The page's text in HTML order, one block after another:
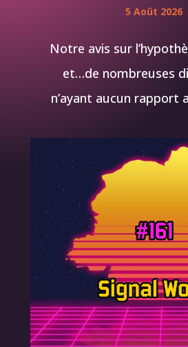
5 Août 2026
Notre avis sur
et…de nombreuses
n’ayant aucun rapport